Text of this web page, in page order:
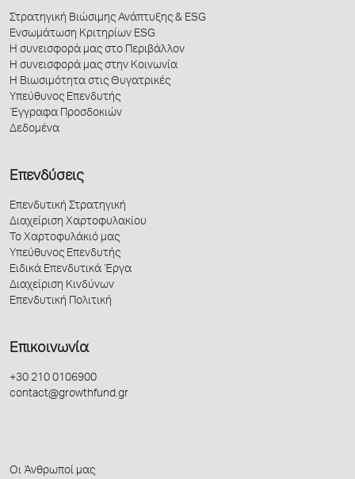
Στρατηγική Βιώσιμης Ανάπτυξης & ESG
Ενσωμάτωση Κριτηρίων ESG
Η συνεισφορά μας στο Περιβάλλον
Η συνεισφορά μας στην Κοινωνία
Η Βιωσιμότητα στις Θυγατρικές
Υπεύθυνος Επενδυτής
Έγγραφα Προσδοκιών
Δεδομένα
Επενδύσεις
Επενδυτική Στρατηγική
Διαχείριση Χαρτοφυλακίου
Το Χαρτοφυλάκιό μας
Υπεύθυνος Επενδυτής
Ειδικά Επενδυτικά Έργα
Διαχείριση Κινδύνων
Επενδυτική Πολιτική
Επικοινωνία
+30 210 0106900
contact@growthfund.gr
Οι Άνθρωποί μας